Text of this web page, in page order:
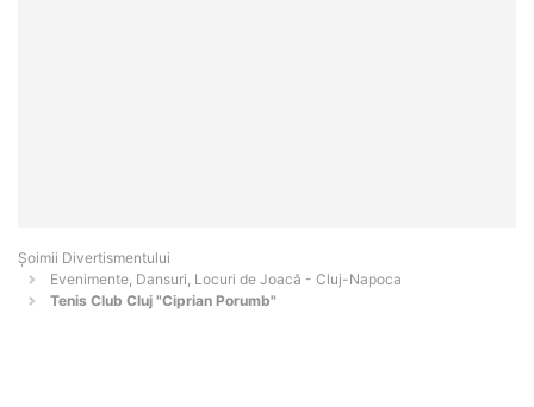
Şoimii Divertismentului
Evenimente, Dansuri, Locuri de Joacă - Cluj-Napoca
Tenis Club Cluj "Ciprian Porumb"